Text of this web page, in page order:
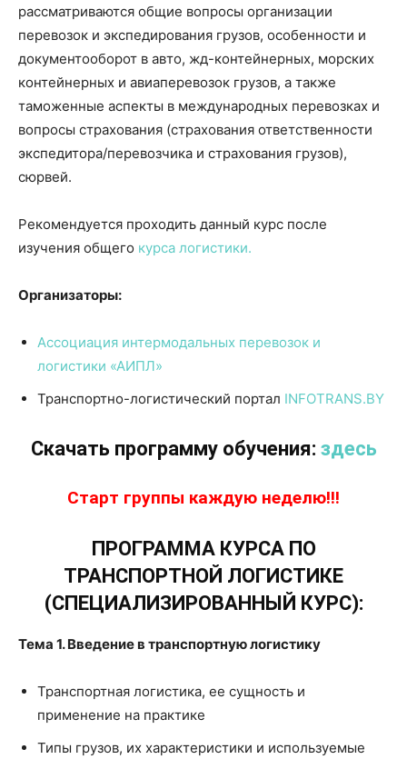
рассматриваются общие вопросы организации
перевозок и экспедирования грузов, особенности и
документооборот в авто, жд-контейнерных, морских
контейнерных и авиаперевозок грузов, а также
таможенные аспекты в международных перевозках и
вопросы страхования (страхования ответственности
экспедитора/перевозчика и страхования грузов),
сюрвей.
Рекомендуется проходить данный курс после
изучения общего курса логистики.
Организаторы:
Ассоциация интермодальных перевозок и
логистики «АИПЛ»
Транспортно-логистический портал INFOTRANS.BY
Скачать программу обучения: здесь
Старт группы каждую неделю!!!
ПРОГРАММА КУРСА ПО
ТРАНСПОРТНОЙ ЛОГИСТИКЕ
(СПЕЦИАЛИЗИРОВАННЫЙ КУРС):
Тема 1. Введение в транспортную логистику
Транспортная логистика, ее сущность и
применение на практике
Типы грузов, их характеристики и используемые